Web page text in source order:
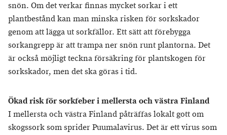
snön. Om det verkar finnas mycket sorkar i ett
plantbestånd kan man minska risken för sorkskador
genom att lägga ut sorkfällor. Ett sätt att förebygga
sorkangrepp är att trampa ner snön runt plantorna. Det
är också möjligt teckna försäkring för plantskogen för
sorkskador, men det ska göras i tid.
Ökad risk för sorkfeber i mellersta och västra Finland
I mellersta och västra Finland påträffas lokalt gott om
skogssork som sprider Puumalavirus. Det är ett virus som